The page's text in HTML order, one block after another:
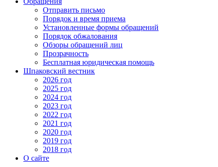
Отправить письмо
Порядок и время приема
Установленные формы обращений
Порядок обжалования
Обзоры обращений лиц
Прозрачность
Бесплатная юридическая помощь
Шпаковский вестник
2026 год
2025 год
2024 год
2023 год
2022 год
2021 год
2020 год
2019 год
2018 год
О сайте